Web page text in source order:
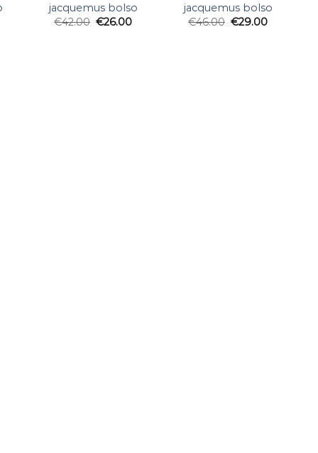
jacquemus bolso
€42.00 €26.00
jacquemus bolso
€46.00 €29.00